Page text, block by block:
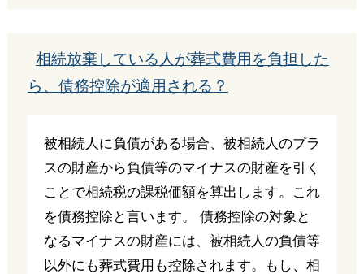
相続放棄している人が葬式費用を負担した
ら、債務控除が適用される？
被相続人に負債がある場合、被相続人のプラ
スの財産から負債等のマイナスの財産を引く
ことで相続税の課税価額を算出します。これ
を債務控除と言います。 債務控除の対象と
なるマイナスの財産には、被相続人の負債等
以外にも葬式費用も控除されます。もし、相